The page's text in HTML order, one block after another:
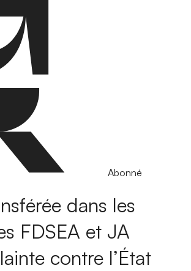
Abonné
dans les
FDSEA et JA
contre l’État